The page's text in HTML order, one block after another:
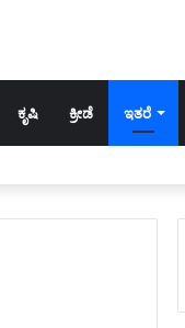
ಕೃಷಿ ಕ್ರೀಡೆ ಇತರೆ